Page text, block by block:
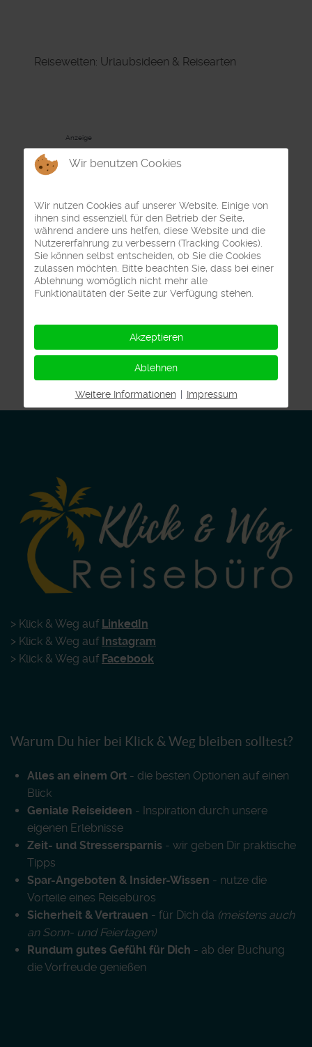
Reisewelten: Urlaubsideen & Reisearten
Anzeige
> Klick & Weg auf LinkedIn
> Klick & Weg auf Instagram
> Klick & Weg auf Facebook
Warum Du hier bei Klick & Weg bleiben solltest?
Alles an einem Ort - die besten Optionen auf einen
Blick
Geniale Reiseideen - Inspiration durch unsere
eigenen Erlebnisse
Zeit- und Stressersparnis - wir geben Dir praktische
Tipps
Spar-Angeboten & Insider-Wissen - nutze die
Vorteile eines Reisebüros
Sicherheit & Vertrauen - für Dich da (meistens auch
an Sonn- und Feiertagen)
Rundum gutes Gefühl für Dich - ab der Buchung
die Vorfreude genießen
Wir benutzen Cookies
Wir nutzen Cookies auf unserer Website. Einige von
ihnen sind essenziell für den Betrieb der Seite,
während andere uns helfen, diese Website und die
Nutzererfahrung zu verbessern (Tracking Cookies).
Sie können selbst entscheiden, ob Sie die Cookies
zulassen möchten. Bitte beachten Sie, dass bei einer
Ablehnung womöglich nicht mehr alle
Funktionalitäten der Seite zur Verfügung stehen.
Akzeptieren
Ablehnen
Weitere Informationen | Impressum